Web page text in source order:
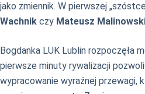
jako zmiennik. W pierwszej
Wachnik czy Mateusz
Bogdanka LUK Lublin rozpoczęła
pierwsze minuty rywalizacji
wypracowanie wyraźnej przewagi,